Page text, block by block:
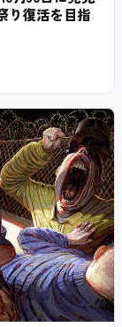
り復活を目指